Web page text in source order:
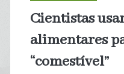
Cientistas
alimentares
“comestível”